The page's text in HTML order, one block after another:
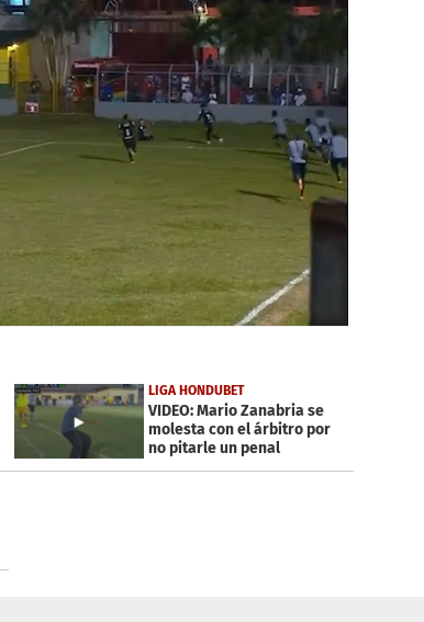
LIGA HONDUBET
VIDEO: Mario Zanabria se
molesta con el árbitro por
no pitarle un penal